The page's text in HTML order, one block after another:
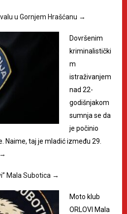
u Gornjem Hrašćanu →
Dovršenim
kriminalistički
m
istraživanjem
nad 22-
godišnjakom
sumnja se da
je počinio
Naime, taj je mladić između 29.
→
Mala Subotica →
Moto klub
ORLOVI Mala